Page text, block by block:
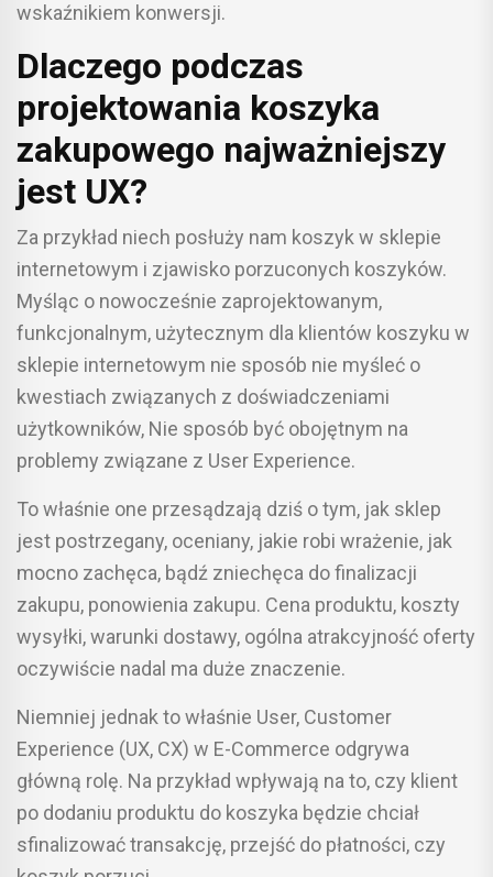
wskaźnikiem konwersji.
Dlaczego podczas
projektowania koszyka
zakupowego najważniejszy
jest UX?
Za przykład niech posłuży nam koszyk w sklepie
internetowym i zjawisko porzuconych koszyków.
Myśląc o nowocześnie zaprojektowanym,
funkcjonalnym, użytecznym dla klientów koszyku w
sklepie internetowym nie sposób nie myśleć o
kwestiach związanych z doświadczeniami
użytkowników, Nie sposób być obojętnym na
problemy związane z User Experience.
To właśnie one przesądzają dziś o tym, jak sklep
jest postrzegany, oceniany, jakie robi wrażenie, jak
mocno zachęca, bądź zniechęca do finalizacji
zakupu, ponowienia zakupu. Cena produktu, koszty
wysyłki, warunki dostawy, ogólna atrakcyjność oferty
oczywiście nadal ma duże znaczenie.
Niemniej jednak to właśnie User, Customer
Experience (UX, CX) w E-Commerce odgrywa
główną rolę. Na przykład wpływają na to, czy klient
po dodaniu produktu do koszyka będzie chciał
sfinalizować transakcję, przejść do płatności, czy